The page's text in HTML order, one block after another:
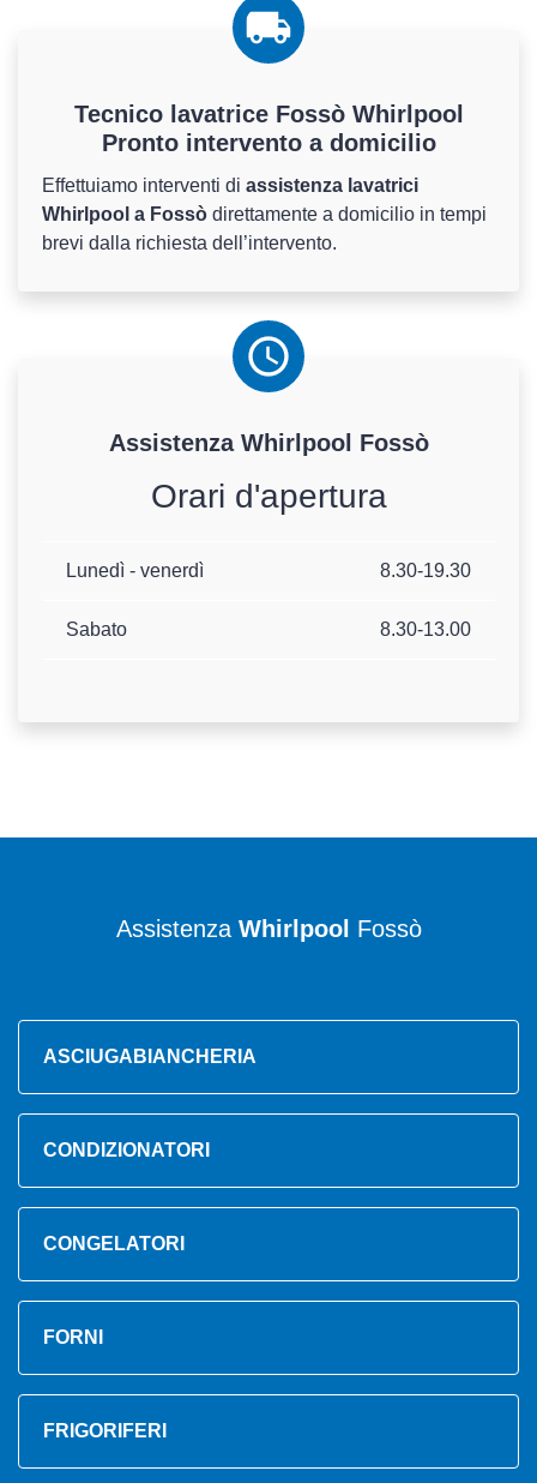
Tecnico lavatrice Fossò Whirlpool
Pronto intervento a domicilio
Effettuiamo interventi di assistenza lavatrici
Whirlpool a Fossò direttamente a domicilio in tempi
brevi dalla richiesta dell’intervento.
Assistenza Whirlpool Fossò
Orari d'apertura
Lunedì - venerdì 8.30-19.30
Sabato 8.30-13.00
Assistenza Whirlpool Fossò
ASCIUGABIANCHERIA
CONDIZIONATORI
CONGELATORI
FORNI
FRIGORIFERI